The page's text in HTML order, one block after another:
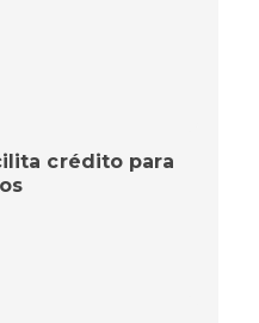
crédito para